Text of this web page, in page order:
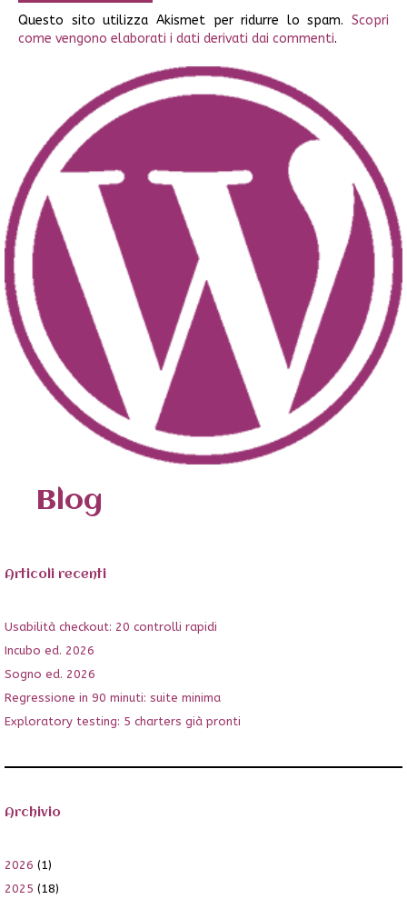
Questo sito utilizza Akismet per ridurre lo spam. Scopri
come vengono elaborati i dati derivati dai commenti.
Blog
Articoli recenti
Usabilità checkout: 20 controlli rapidi
Incubo ed. 2026
Sogno ed. 2026
Regressione in 90 minuti: suite minima
Exploratory testing: 5 charters già pronti
Archivio
2026 (1)
2025 (18)